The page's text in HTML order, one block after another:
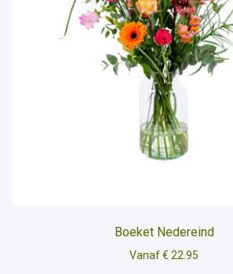
Boeket Nedereind
Vanaf € 22.95